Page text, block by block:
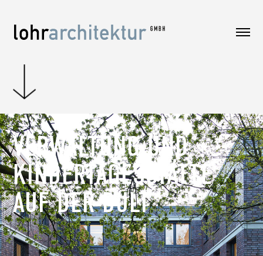
VERWALTUNG UND
KINDERTAGESSTÄTTE
AUF DER BULT